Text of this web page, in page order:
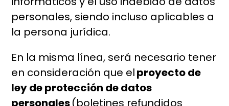
personales, siendo incluso aplicables a
la persona jurídica.
En la misma línea, será necesario tener
en consideración que elproyecto de
ley de protección de datos
personales(boletines refundidos